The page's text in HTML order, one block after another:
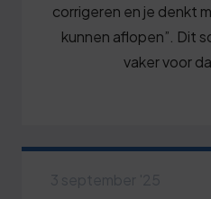
corrigeren en je denkt
kunnen aflopen”. Dit
vaker voor